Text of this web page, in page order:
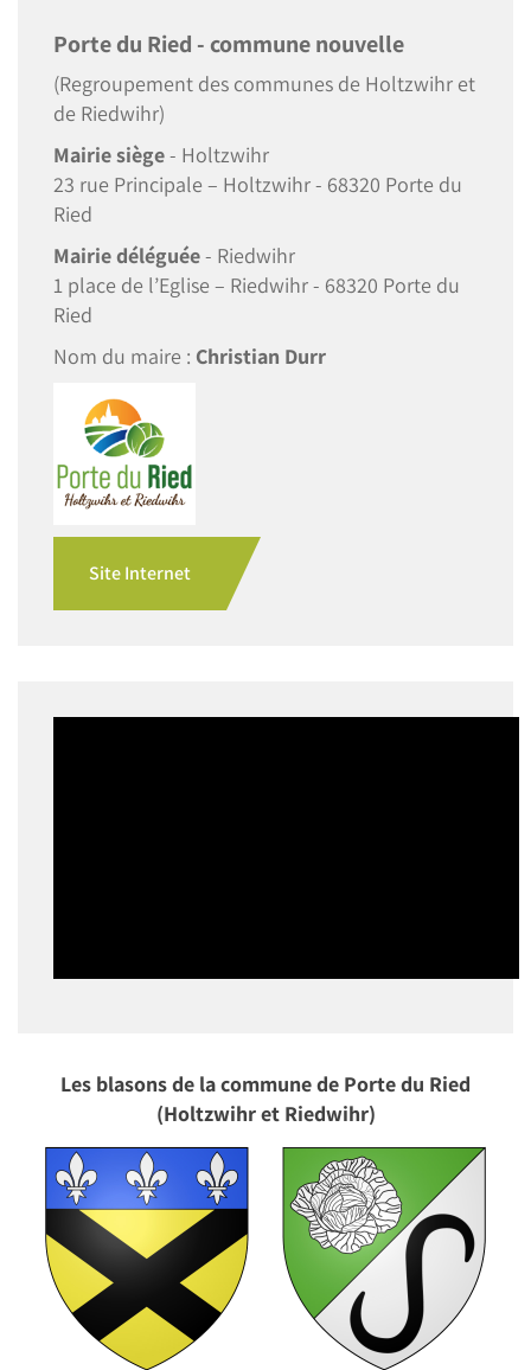
Porte du Ried - commune nouvelle
(Regroupement des communes de Holtzwihr et
de Riedwihr)
Mairie siège- Holtzwihr
23 rue Principale – Holtzwihr - 68320 Porte du
Ried
Mairie déléguée- Riedwihr
1 place de l’Eglise – Riedwihr - 68320 Porte du
Ried
Nom du maire : Christian Durr
Site Internet
Les blasons de la commune de Porte du Ried
(Holtzwihr et Riedwihr)